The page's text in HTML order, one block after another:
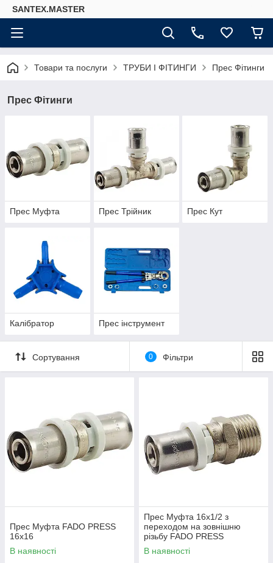
SANTEX.MASTER
Товари та послуги ТРУБИ І ФІТИНГИ Прес Фітинги
Прес Фітинги
Прес Муфта Прес Трійник Прес Кут
Калібратор Прес інструмент
Сортування 0 Фільтри
Прес Муфта FADO PRESS
16х16
В наявності
Прес Муфта 16х1/2 з
переходом на зовнішню
різьбу FADO PRESS
В наявності